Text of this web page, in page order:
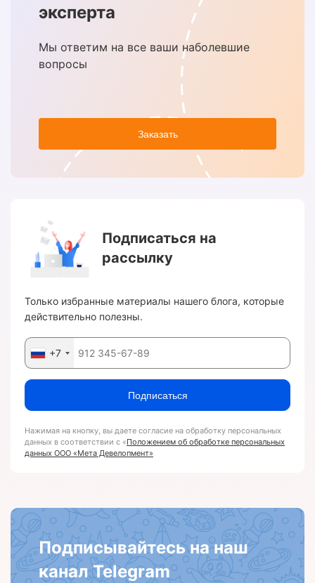
эксперта
Мы ответим на все ваши наболевшие
вопросы
Заказать
Подписаться на
рассылку
Только избранные материалы нашего блога, которые
действительно полезны.
+7
Подписаться
Нажимая на кнопку, вы даете согласие на обработку персональных
данных в соответствии с «Положением об обработке персональных
данных ООО «Мета Девелопмент»
Подписывайтесь на наш
канал Telegram